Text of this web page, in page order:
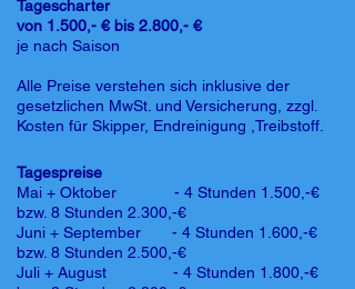
Tagescharter
von 1.500,- € bis 2.800,- €
je nach Saison
Alle Preise verstehen sich inklusive der
gesetzlichen MwSt. und Versicherung, zzgl.
Kosten für Skipper, Endreinigung ,Treibstoff.
Tagespreise
Mai + Oktober - 4 Stunden 1.500,-€
bzw. 8 Stunden 2.300,-€
Juni + September - 4 Stunden 1.600,-€
bzw. 8 Stunden 2.500,-€
Juli + August - 4 Stunden 1.800,-€